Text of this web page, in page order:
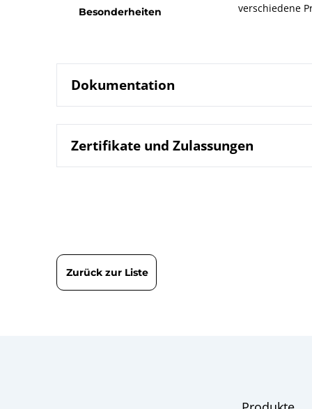
Besonderheiten verschiedene
Dokumentation
Datenblatt 7710
Zertifikate und Zulassungen
Zurück zur Liste